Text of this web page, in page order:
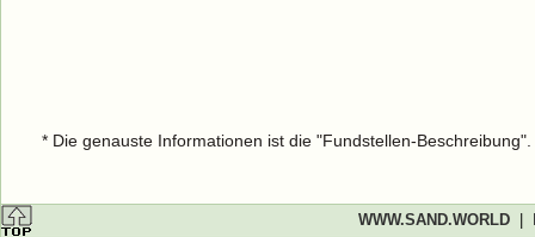
* Die genauste Informationen ist die "Fundstellen-
WWW.SAND.WORLD|